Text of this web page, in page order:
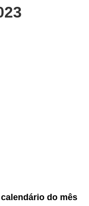
calendário do mês